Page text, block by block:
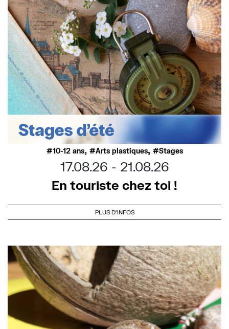
10-12 ans, Arts plastiques, Stages
17.08.26
21.08.26
En touriste chez toi !
PLUS D'INFOS